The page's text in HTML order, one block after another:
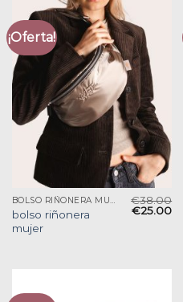
¡Oferta!
BOLSO RIÑONERA MUJER
bolso riñonera
mujer
€38.00
€25.00